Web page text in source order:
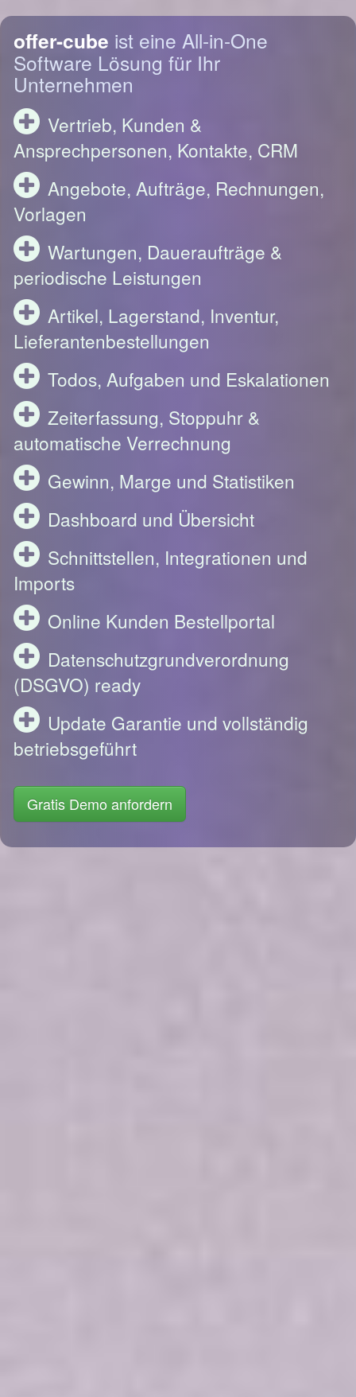
offer-cube ist eine All-in-One
Software Lösung für Ihr
Unternehmen
Vertrieb, Kunden &
Ansprechpersonen, Kontakte, CRM
Angebote, Aufträge, Rechnungen,
Vorlagen
Wartungen, Daueraufträge &
periodische Leistungen
Artikel, Lagerstand, Inventur,
Lieferantenbestellungen
Todos, Aufgaben und Eskalationen
Zeiterfassung, Stoppuhr &
automatische Verrechnung
Gewinn, Marge und Statistiken
Dashboard und Übersicht
Schnittstellen, Integrationen und
Imports
Online Kunden Bestellportal
Datenschutzgrundverordnung
(DSGVO) ready
Update Garantie und vollständig
betriebsgeführt
Gratis Demo anfordern